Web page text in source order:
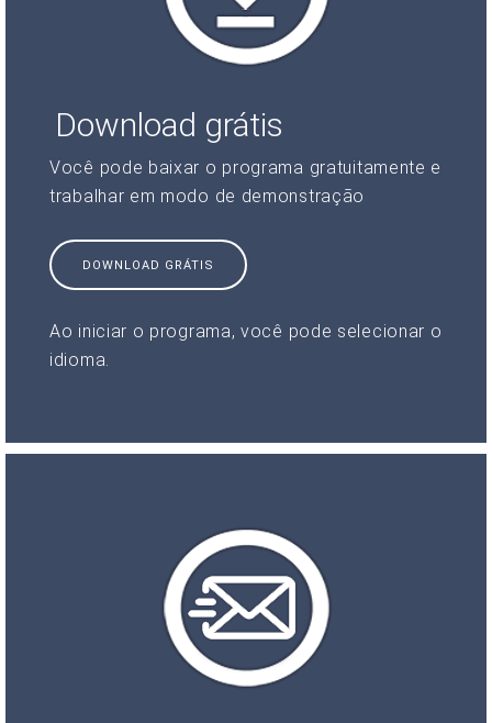
Download grátis
Você pode baixar o programa gratuitamente e
trabalhar em modo de demonstração
DOWNLOAD GRÁTIS
Ao iniciar o programa, você pode selecionar o
idioma.